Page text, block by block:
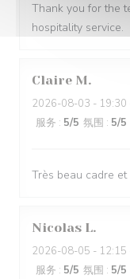
Thank you for the
hospitality service.
Claire M
2026-08-03 - 19:30
服务 : 5/5 氛围 : 5/5
Très beau cadre
Nicolas L
2026-08-05 - 12:15
服务 : 5/5 氛围 : 5/5